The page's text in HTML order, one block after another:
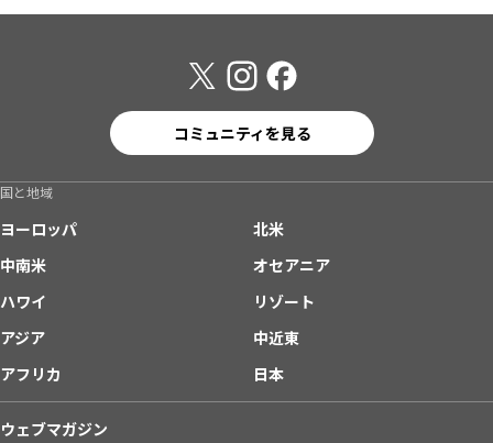
コミュニティを見る
国と地域
ヨーロッパ
北米
中南米
オセアニア
ハワイ
リゾート
アジア
中近東
アフリカ
日本
ウェブマガジン